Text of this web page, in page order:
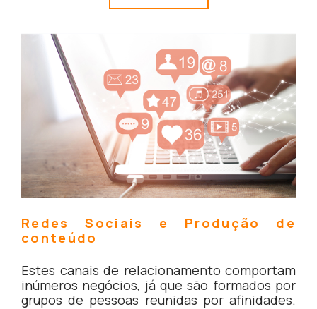
Redes Sociais e Produção de
conteúdo
Estes canais de relacionamento comportam
inúmeros negócios, já que são formados por
grupos de pessoas reunidas por afinidades.